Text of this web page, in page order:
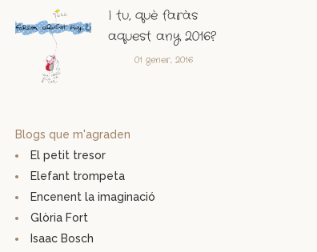
I tu, què faràs
aquest any 2016?
01 gener, 2016
Blogs que m'agraden
El petit tresor
Elefant trompeta
Encenent la imaginació
Glòria Fort
Isaac Bosch